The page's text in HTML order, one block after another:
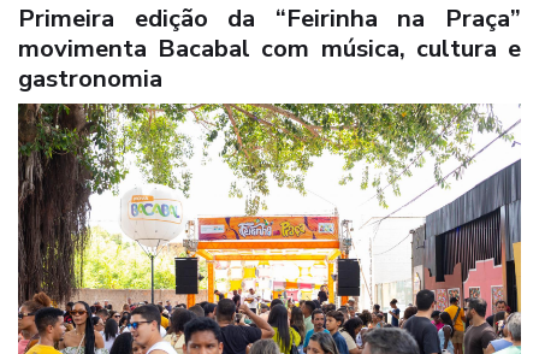
Primeira edição da “Feirinha na Praça”
movimenta Bacabal com música, cultura e
gastronomia